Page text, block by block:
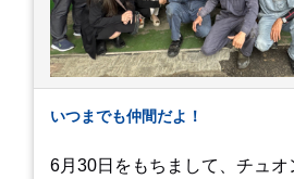
での撮影: アジサイの小道を歩
は、とても幻想的で素敵な写真
雨の季節特有の「しっとりと
素敵ですし、晴れた日の「キ
たアジサイ」も最高です。ぜ
やすい靴で: 山の斜面を利用し
いつまでも仲間だよ！
6月30日をもちまして、チュオ